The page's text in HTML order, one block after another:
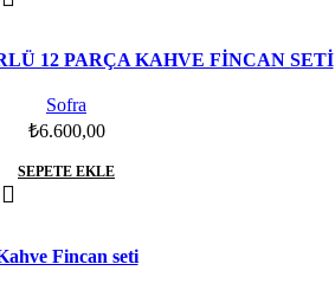
12 PARÇA KAHVE FİNCAN SETİ
Sofra
₺6.600,00
SEPETE EKLE
Fincan seti